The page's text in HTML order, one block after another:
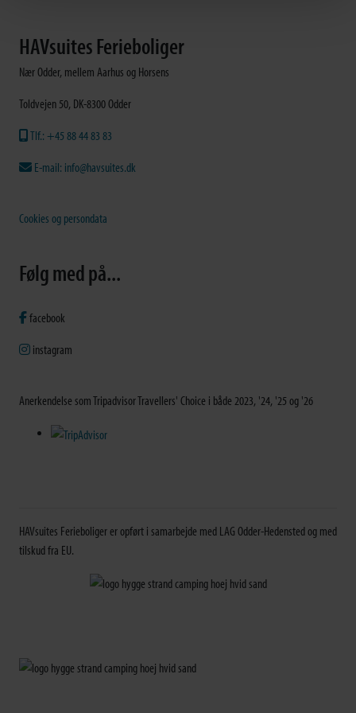
HAVsuites Ferieboliger
Nær Odder, mellem Aarhus og Horsens
Toldvejen 50, DK-8300 Odder
Tlf.: +45 88 44 83 83
E-mail: info@havsuites.dk
Cookies og persondata
Følg med på...
facebook
instagram
Anerkendelse som Tripadvisor Travellers' Choice i både 2023, '24, '25 og '26
HAVsuites Ferieboliger er opført i samarbejde med LAG Odder-Hedensted og med
tilskud fra EU.